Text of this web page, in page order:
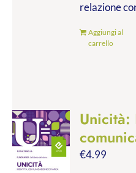
relazione
Aggiungi al
carrello
Unicità:
€4.99